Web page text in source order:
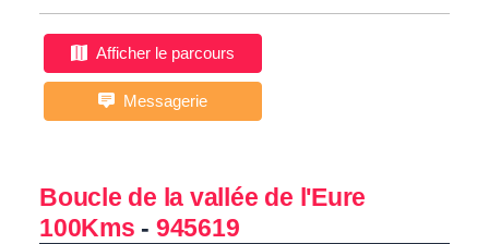
Afficher le parcours
Messagerie
Boucle de la vallée de l'Eure
100Kms - 945619